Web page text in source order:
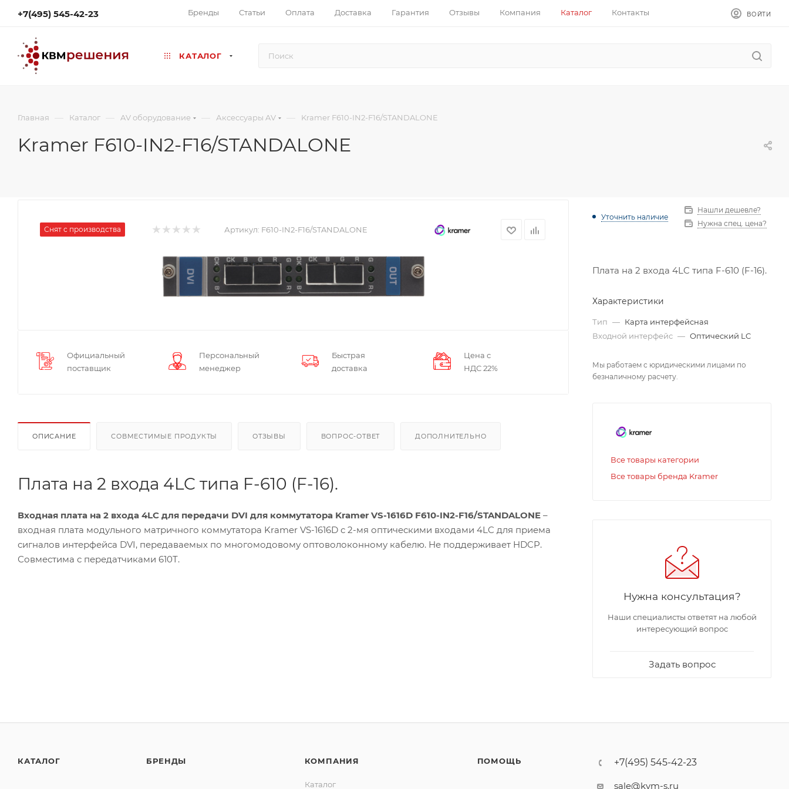
+7(495) 545-42-23 Бренды Статьи Оплата Доставка Гарантия Отзывы Компания Каталог Контакты ВОЙТИ
КАТАЛОГ
Главная — Каталог — AV оборудование — Аксессуары AV — Kramer F610-IN2-F16/STANDALONE
Kramer F610-IN2-F16/STANDALONE
Снят с производства Артикул: F610-IN2-F16/STANDALONE
Официальный
поставщик
Персональный
менеджер
Быстрая
доставка
Цена с
НДС 22%
ОПИСАНИЕ СОВМЕСТИМЫЕ ПРОДУКТЫ ОТЗЫВЫ ВОПРОС-ОТВЕТ ДОПОЛНИТЕЛЬНО
Плата на 2 входа 4LC типа F-610 (F-16).
Входная плата на 2 входа 4LC для передачи DVI для коммутатора Kramer VS-1616D F610-IN2-F16/STANDALONE –
входная плата модульного матричного коммутатора Kramer VS-1616D с 2-мя оптическими входами 4LC для приема
сигналов интерфейса DVI, передаваемых по многомодовому оптоволоконному кабелю. Не поддерживает HDCP.
Совместима с передатчиками 610T.
Уточнить наличие
Нашли дешевле?
Нужна спец. цена?
Плата на 2 входа 4LC типа F-610 (F-16).
Характеристики
Тип — Карта интерфейсная
Входной интерфейс — Оптический LC
Мы работаем с юридическими лицами по
безналичному расчету.
Все товары категории
Все товары бренда Kramer
Нужна консультация?
Наши специалисты ответят на любой
интересующий вопрос
Задать вопрос
КАТАЛОГ БРЕНДЫ КОМПАНИЯ
Каталог
ПОМОЩЬ +7(495) 545-42-23
sale@kvm-s.ru